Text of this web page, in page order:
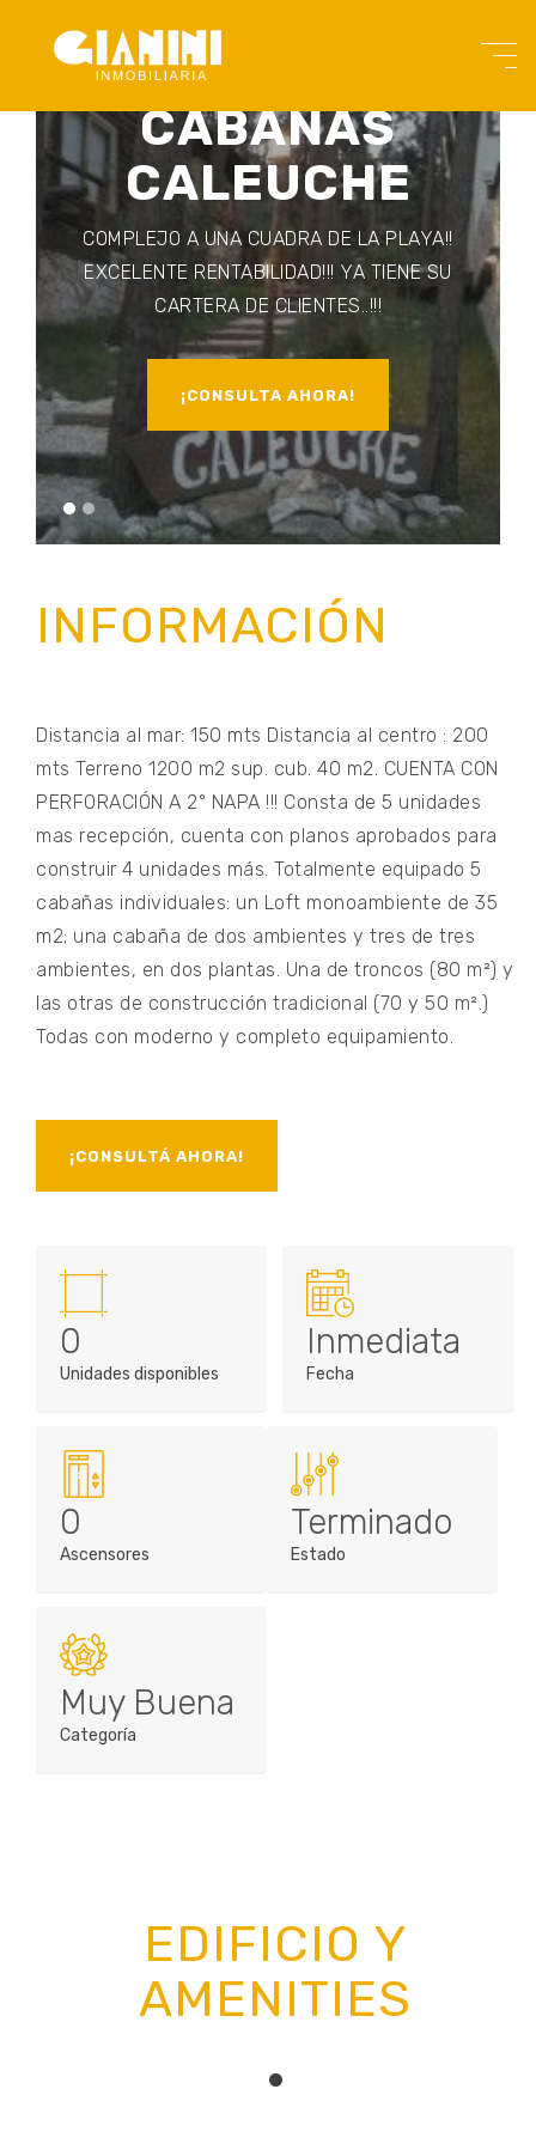
CABAÑAS
CALEUCHE
COMPLEJO A UNA CUADRA DE LA PLAYA!!
EXCELENTE RENTABILIDAD!!! YA TIENE SU
CARTERA DE CLIENTES..!!!
¡CONSULTA AHORA!
INFORMACIÓN
Distancia al mar: 150 mts Distancia al centro : 200
mts Terreno 1200 m2 sup. cub. 40 m2. CUENTA CON
PERFORACIÓN A 2° NAPA !!! Consta de 5 unidades
mas recepción, cuenta con planos aprobados para
construir 4 unidades más. Totalmente equipado 5
cabañas individuales: un Loft monoambiente de 35
m2; una cabaña de dos ambientes y tres de tres
ambientes, en dos plantas. Una de troncos (80 m²) y
las otras de construcción tradicional (70 y 50 m².)
Todas con moderno y completo equipamiento.
¡CONSULTÁ AHORA!
0
Unidades disponibles
Inmediata
Fecha
0
Ascensores
Terminado
Estado
Muy Buena
Categoría
EDIFICIO Y
AMENITIES